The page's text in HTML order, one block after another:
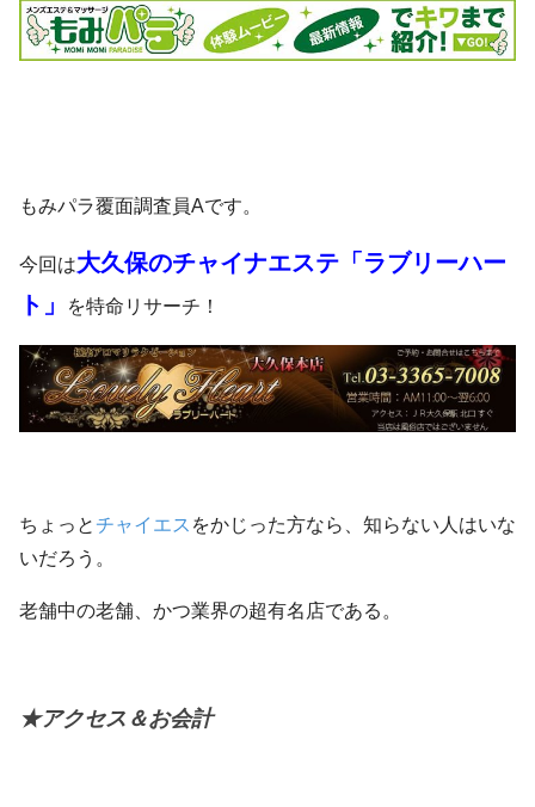
o
o
もみパラ覆面調査員Aです。
今回は大久保のチャイナエステ「ラブリーハー
ト」
を特命リサーチ！
ちょっとチャイエス をかじった方なら、知らない人はいな
いだろう。
老舗中の老舗、かつ業界の超有名店である。
★アクセス＆お会計